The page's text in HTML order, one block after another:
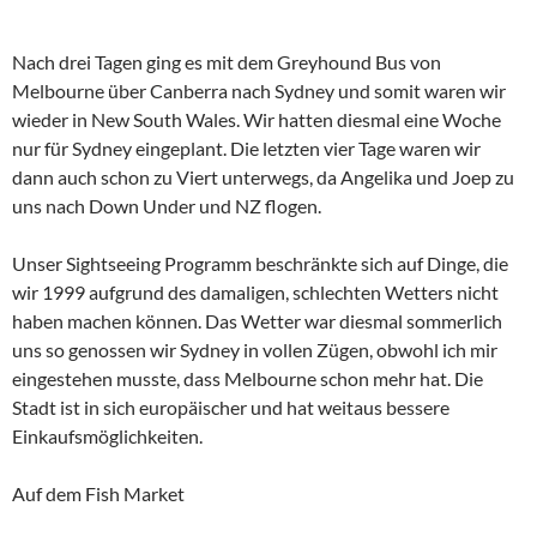
Nach drei Tagen ging es mit dem Greyhound Bus von
Melbourne über Canberra nach Sydney und somit waren wir
wieder in New South Wales. Wir hatten diesmal eine Woche
nur für Sydney eingeplant. Die letzten vier Tage waren wir
dann auch schon zu Viert unterwegs, da Angelika und Joep zu
uns nach Down Under und NZ flogen.
Unser Sightseeing Programm beschränkte sich auf Dinge, die
wir 1999 aufgrund des damaligen, schlechten Wetters nicht
haben machen können. Das Wetter war diesmal sommerlich
uns so genossen wir Sydney in vollen Zügen, obwohl ich mir
eingestehen musste, dass Melbourne schon mehr hat. Die
Stadt ist in sich europäischer und hat weitaus bessere
Einkaufsmöglichkeiten.
Auf dem Fish Market